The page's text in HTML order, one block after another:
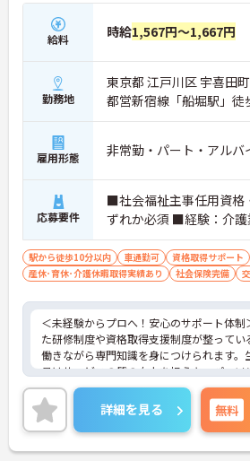
給料 時給1,567円～1,667円
勤務地
東京都 江戸川区 宇喜田
都営新宿線「船堀駅」徒
雇用形態 非常勤・パート・アルバ
応募要件
■社会福祉主事任用資
ずれか必須 ■経験：介護
駅から徒歩10分以内 車通勤可 資格取得サポート
産休･育休･介護休暇取得実績あり
社会保険完備
＜未経験からプロへ！安心のサポート体制
た研修制度や資格取得支援制度が整ってい
働きながら専門知識を身につけられます。
員はサービスの質の向上を担うキーパーソ
様やご家族との関わりを通じて、自分自身
も磨いていけるやりがいのあるお仕事です
＜夜勤なしでプライベートも充実！柔軟な
勤務曜日は相談可能♪ライフスタイルに合
き方が可能です。産休・育休制度も整って
詳細を見る 無料